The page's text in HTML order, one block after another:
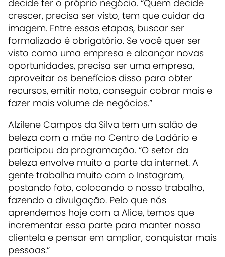
decide ter o próprio negócio. “Quem decide
crescer, precisa ser visto, tem que cuidar da
imagem. Entre essas etapas, buscar ser
formalizado é obrigatório. Se você quer ser
visto como uma empresa e alcançar novas
oportunidades, precisa ser uma empresa,
aproveitar os benefícios disso para obter
recursos, emitir nota, conseguir cobrar mais e
fazer mais volume de negócios.”
Alzilene Campos da Silva tem um salão de
beleza com a mãe no Centro de Ladário e
participou da programação. “O setor da
beleza envolve muito a parte da internet. A
gente trabalha muito com o Instagram,
postando foto, colocando o nosso trabalho,
fazendo a divulgação. Pelo que nós
aprendemos hoje com a Alice, temos que
incrementar essa parte para manter nossa
clientela e pensar em ampliar, conquistar mais
pessoas.”